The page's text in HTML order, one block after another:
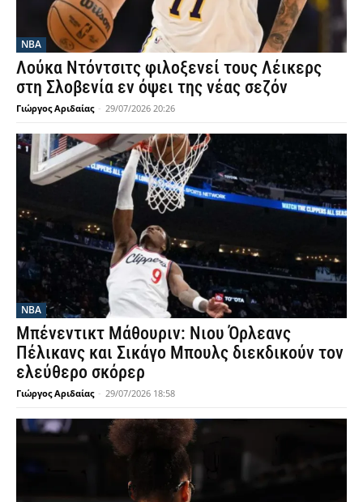
NBA
Λούκα Ντόντσιτς φιλοξενεί τους Λέικερς
στη Σλοβενία εν όψει της νέας σεζόν
Γιώργος Αριδαίας - 29/07/2026 20:26
NBA
Μπένεντικτ Μάθουριν: Νιου Όρλεανς
Πέλικανς και Σικάγο Μπουλς διεκδικούν τον
ελεύθερο σκόρερ
Γιώργος Αριδαίας - 29/07/2026 18:58